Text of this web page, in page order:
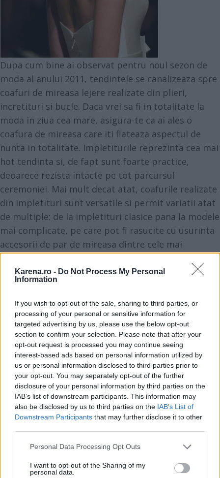
Karena.ro - Do Not Process My Personal
Information
If you wish to opt-out of the sale, sharing to third parties, or
processing of your personal or sensitive information for
targeted advertising by us, please use the below opt-out
section to confirm your selection. Please note that after your
opt-out request is processed you may continue seeing
interest-based ads based on personal information utilized by
us or personal information disclosed to third parties prior to
your opt-out. You may separately opt-out of the further
disclosure of your personal information by third parties on the
IAB’s list of downstream participants. This information may
also be disclosed by us to third parties on the IAB’s List of
Downstream Participants that may further disclose it to other
Please note that this website/app uses one or more Google
not limited to your visit or usage behaviour. You may click to
grant or deny consent to Google and its third-party tags to
Personal Data Processing Opt Outs
I want to opt-out of the Sharing of my
personal data.
Dupa cum bine ai observat pentru noul sezon de
moda al anului 2011, tendintele se canalizeaza spre
coafuri de mireasa lejere realizate din plieri,
incretituri si bucle. Daca vrei sa fi in totalitate la
moda in ziua cea mare, asigura-te ca ai ales o
coafura de mireasa care iti flateaza aspectul de
nunta in totalitate. Impletiturile reprezinta cea mai
hot tendinta si, de fapt sunt foarte practice,
deoarece rezista intacte pe tot parcursul
ceremoniei. Mai mult decat atat, coafurile realizate
din impletituri sunt versatile si permit variatii atat
de multiple: de la impletituri clasice pana la modele
mai complicate, pe care pot fi rasucite cu usurinta
accesorii de par de mireasa dintre cele mai
moderne.
Voaluri scurte
Voalurile scurte sunt o alternativa moderna si
sofisticata pentru a inlocui voalul clasic de mireasa.
Acesta poate fi adaptat la diferite modele de
coafuri. In cazul in care acest tip de voal iti acopera
o parte a fetei, nu iti fie teama sa iti accentuezi
machiajul mai mult decat de obicei, asa ca nu va
trece neobservat. Aceasta este, de asemenea, o
optiune perfecta pentru miresele care iubesc stilul
a fost foarte popular. In zilele noastre, nu multe
preferand modele tradiionale, mai lungi. Totusi,